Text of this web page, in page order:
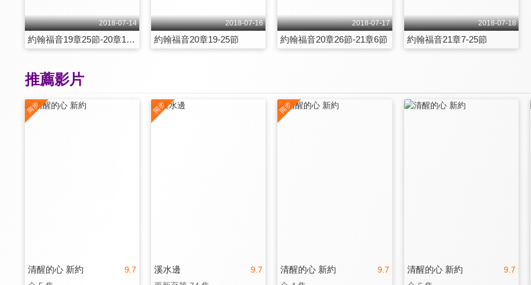
2018-07-14
約翰福音19章25節-20章18節
2018-07-16
約翰福音20章19-25節
2018-07-17
約翰福音20章26節-21章6節
2018-07-18
約翰福音21章7-25節
推薦影片
9.7
清醒的心 新約 9.7
溪水邊 9.7
清醒的心 新約 9.7
清醒的心 新約